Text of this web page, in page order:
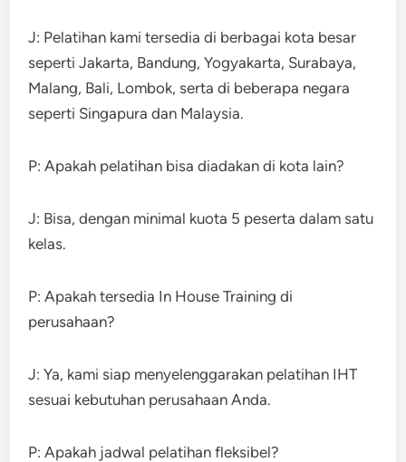
J: Pelatihan kami tersedia di berbagai kota besar
seperti Jakarta, Bandung, Yogyakarta, Surabaya,
Malang, Bali, Lombok, serta di beberapa negara
seperti Singapura dan Malaysia.
P: Apakah pelatihan bisa diadakan di kota lain?
J: Bisa, dengan minimal kuota 5 peserta dalam satu
kelas.
P: Apakah tersedia In House Training di
perusahaan?
J: Ya, kami siap menyelenggarakan pelatihan IHT
sesuai kebutuhan perusahaan Anda.
P: Apakah jadwal pelatihan fleksibel?